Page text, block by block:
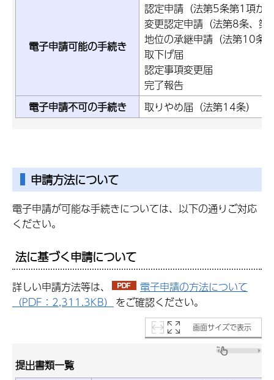
電子申請可能の手続き
認定申請（法第5条第1項か
変更認定申請（法第8条、
地位の承継申請（法第10条
取下げ届
認定事項変更届
完了報告
電子申請不可の手続き
取りやめ届（法第14条）
申請方法について
電子申請が可能な手続きについては、以下の通りご対応
ください。
法に基づく申請について
詳しい申請方法等は、
電子申請の方法について
（PDF：2,311.3KB） をご確認ください。
画面サイズで表示
提出書類一覧